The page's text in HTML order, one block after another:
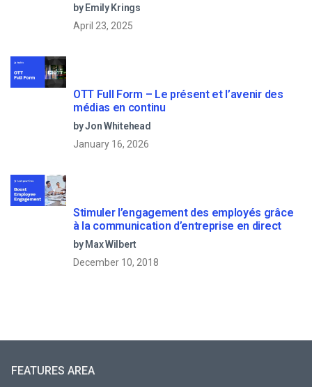
by Emily Krings
April 23, 2025
OTT Full Form – Le présent et l’avenir des
médias en continu
by Jon Whitehead
January 16, 2026
Stimuler l’engagement des employés grâce
à la communication d’entreprise en direct
by Max Wilbert
December 10, 2018
FEATURES AREA